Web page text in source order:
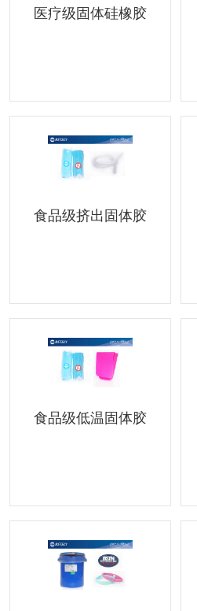
医疗级固体硅橡胶
食品级挤出固体胶
食品级低温固体胶